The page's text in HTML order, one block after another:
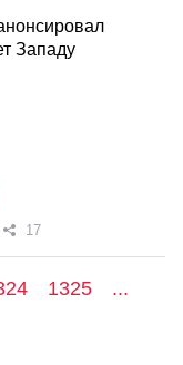
Западу
17
1325
...